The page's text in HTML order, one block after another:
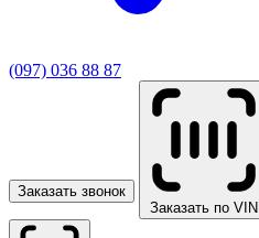
(097) 036 88 87
Заказать звонок
Заказать по VIN